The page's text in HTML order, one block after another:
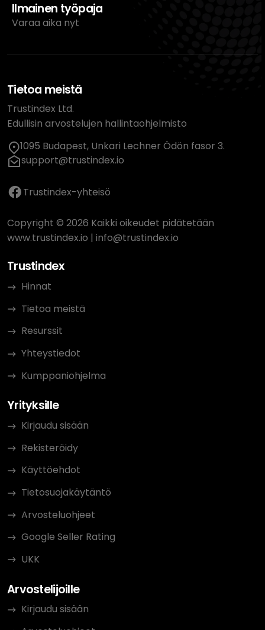
Ilmainen työpaja
Varaa aika nyt
Tietoa meistä
Trustindex Ltd.
Edullisin arvostelujen hallintaohjelmisto
1095 Budapest, Unkari Lechner Ödön fasor 3.
support@trustindex.io
Trustindex-yhteisö
Copyright © 2026 Kaikki oikeudet pidätetään
www.trustindex.io | info@trustindex.io
Trustindex
Hinnat
Tietoa meistä
Resurssit
Yhteystiedot
Kumppaniohjelma
Yrityksille
Kirjaudu sisään
Rekisteröidy
Käyttöehdot
Tietosuojakäytäntö
Arvosteluohjeet
Google Seller Rating
UKK
Arvostelijoille
Kirjaudu sisään